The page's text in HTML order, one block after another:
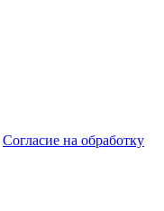
Согласие на обработку